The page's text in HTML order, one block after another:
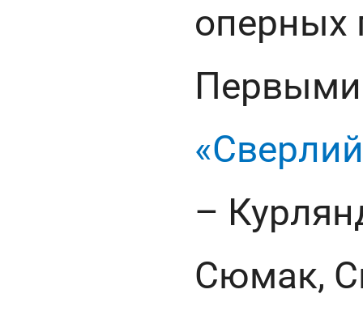
оперных
Первыми
–
Сюмак,